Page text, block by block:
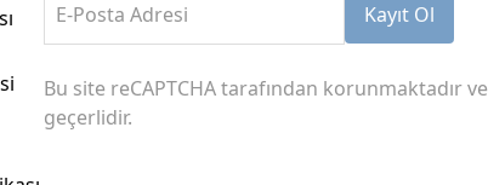
E-Posta Adresi Kayıt Ol
Bu site reCAPTCHA tarafından korunmaktadır ve
geçerlidir.